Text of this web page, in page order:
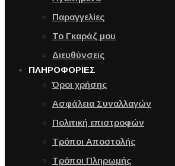
Παραγγελίες
Το Γκαράζ μου
Διευθύνσεις
ΠΛΗΡΟΦΟΡΙΕΣ
Όροι χρήσης
Ασφάλεια Συναλλαγών
Πολιτική επιστροφών
Τρόποι Αποστολής
Τρόποι Πληρωμής